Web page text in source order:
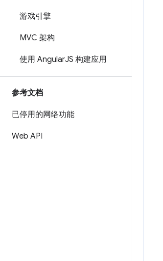
游戏引擎
MVC 架构
使用 AngularJS 构建应用
参考文档
已停用的网络功能
Web API